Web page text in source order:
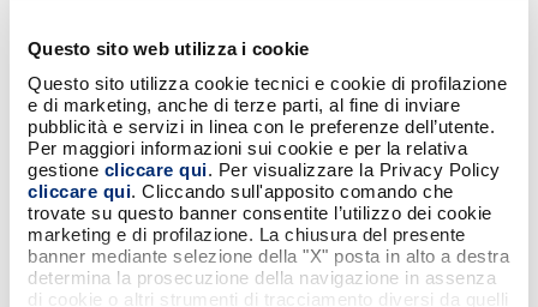
Questo sito web utilizza i cookie
Questo sito utilizza cookie tecnici e cookie di profilazione
e di marketing, anche di terze parti, al fine di inviare
pubblicità e servizi in linea con le preferenze dell’utente.
Per maggiori informazioni sui cookie e per la relativa
gestione cliccare qui. Per visualizzare la Privacy Policy
cliccare qui. Cliccando sull'apposito comando che
trovate su questo banner consentite l’utilizzo dei cookie
marketing e di profilazione. La chiusura del presente
banner mediante selezione della "X" posta in alto a destra
determina la prosecuzione della navigazione in assenza
di cookie o altri strumenti di tracciamento diversi da quelli
benessere. Iniziative come questa
rappresentano per noi un modo tangibile di
essere vicini alle comunità e di
accompagnarne lo sviluppo”, ha dichiarato
Fabrizio Burlando, Amministratore Delegato
di BANCOMAT.